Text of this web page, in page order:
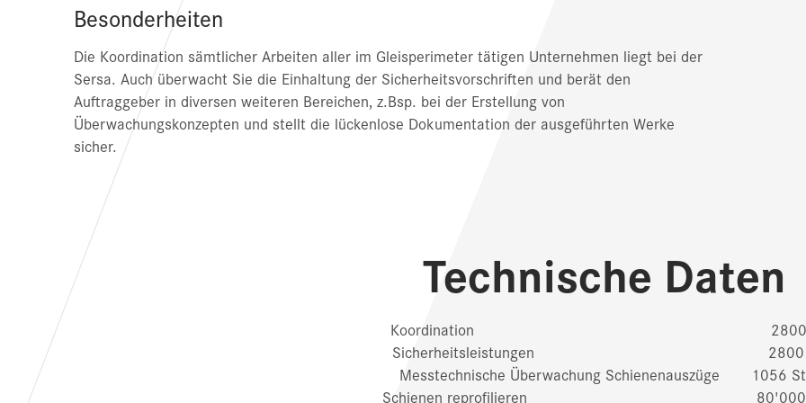
Besonderheiten
Die Koordination sämtlicher Arbeiten aller im Gleisperimeter tätigen Unternehmen liegt bei der
Sersa. Auch überwacht Sie die Einhaltung der Sicherheitsvorschriften und berät den
Auftraggeber in diversen weiteren Bereichen, z.Bsp. bei der Erstellung von
Überwachungskonzepten und stellt die lückenlose Dokumentation der ausgeführten Werke
sicher.
Technische Daten
Koordination 2800
Sicherheitsleistungen 2800
Messtechnische Überwachung Schienenauszüge 1056
Schienen reprofilieren 80'000